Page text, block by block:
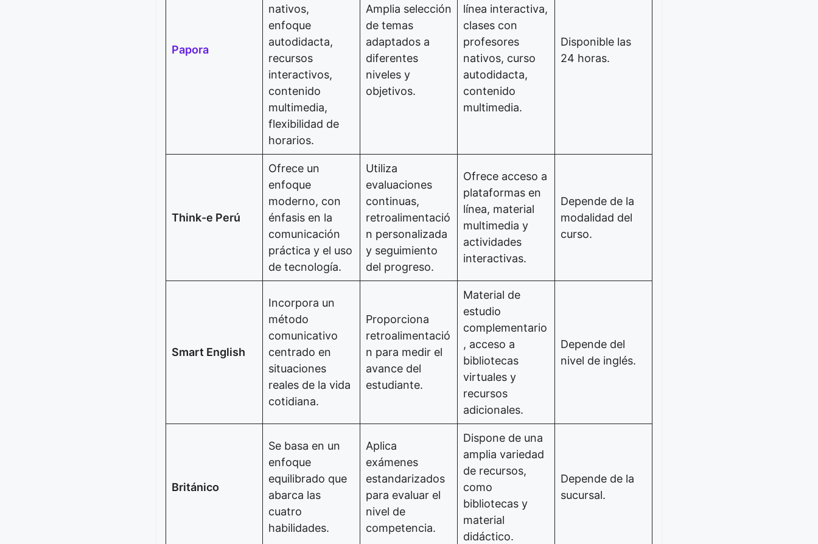
Papora
nativos,
enfoque
autodidacta,
recursos
interactivos,
contenido
multimedia,
flexibilidad de
horarios.
Amplia selección
de temas
adaptados a
diferentes
niveles y
objetivos.
línea interactiva,
clases con
profesores
nativos, curso
autodidacta,
contenido
multimedia.
Disponible las
24 horas.
Think-e Perú
Ofrece un
enfoque
moderno, con
énfasis en la
comunicación
práctica y el uso
de tecnología.
Utiliza
evaluaciones
continuas,
retroalimentació
n personalizada
y seguimiento
del progreso.
Ofrece acceso a
plataformas en
línea, material
multimedia y
actividades
interactivas.
Depende de la
modalidad del
curso.
Smart English
Incorpora un
método
comunicativo
centrado en
situaciones
reales de la vida
cotidiana.
Proporciona
retroalimentació
n para medir el
avance del
estudiante.
Material de
estudio
complementario
, acceso a
bibliotecas
virtuales y
recursos
adicionales.
Depende del
nivel de inglés.
Británico
Se basa en un
enfoque
equilibrado que
abarca las
cuatro
habilidades.
Aplica
exámenes
estandarizados
para evaluar el
nivel de
competencia.
Dispone de una
amplia variedad
de recursos,
como
bibliotecas y
material
didáctico.
Depende de la
sucursal.